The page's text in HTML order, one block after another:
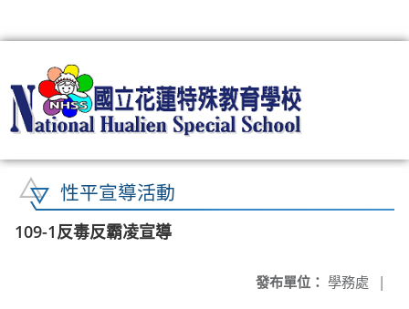
性平宣導活動
109-1反毒反霸凌宣導
發布單位： 學務處 |